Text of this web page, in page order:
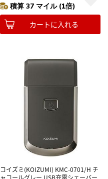
積算 37 マイル (1倍)
カートに入れる
コイズミ(KOIZUMI) KMC-0701/H チ